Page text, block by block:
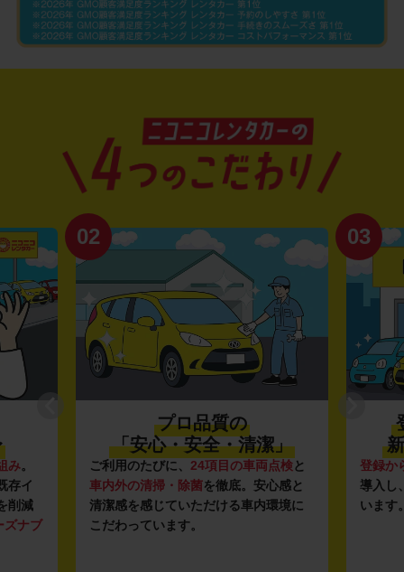
み。
存イ
削減
ズナブ
02
プロ品質の
「安心・安全・清潔」
ご利用のたびに、 24項目の車両点検と
車内外の清掃・除菌を徹底。安心感と
清潔感を感じていただける車内環境に
こだわっています。
03
登録か
導入し
います